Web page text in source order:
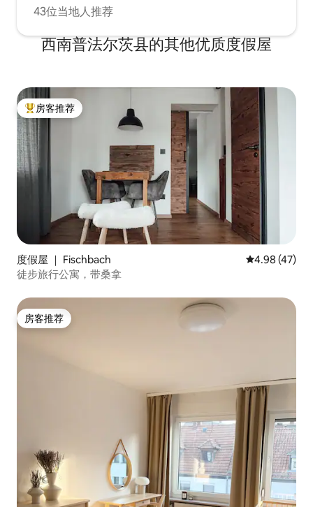
43位当地人推荐
西南普法尔茨县的其他优质度假屋
热门「房客推荐」
房客推荐
度假屋 ｜ Fischbach 平均评分
4.98 (47)
徒步旅行公寓，带桑拿
房客推荐
房客推荐